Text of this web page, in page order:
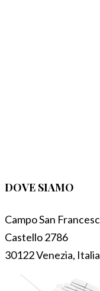
DOVE SIAMO
Campo San
Castello 2786
30122 Venezia, Italia